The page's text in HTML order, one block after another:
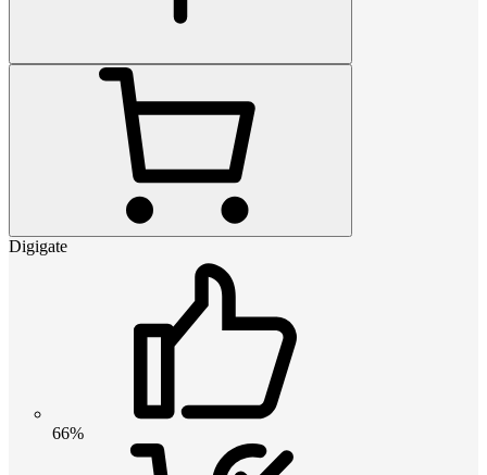
Digigate
66%